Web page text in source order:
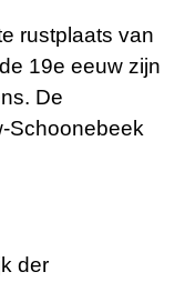
rustplaats van
19e eeuw zijn
De
Schoonebeek
der